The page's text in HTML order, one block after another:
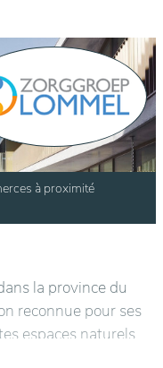
à proximité
la province du
reconnue pour ses
espaces naturels.
quartier